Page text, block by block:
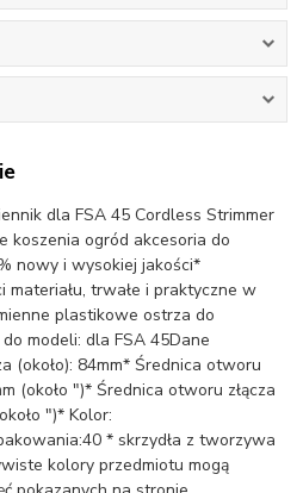
dla FSA 45 Cordless Strimmer
koszenia ogród akcesoria do
nowy i wysokiej jakości*
trwałe i praktyczne w
plastikowe ostrza do
modeli: dla FSA 45Dane
(około): 84mm* Średnica otworu
(około ")* Średnica otworu złącza
")* Kolor:
* skrzydła z tworzywa
kolory przedmiotu mogą